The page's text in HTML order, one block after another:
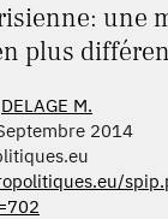
une
plus
DELAGE M.
2014